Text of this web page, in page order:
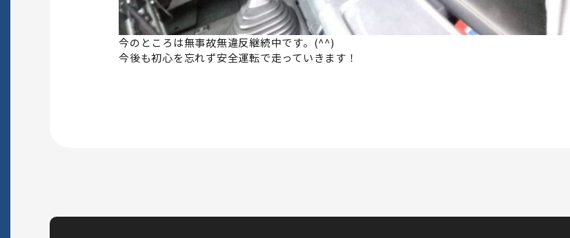
今のところは無事故無違反継続中です。(^^)
今後も初心を忘れず安全運転で走っていきます！